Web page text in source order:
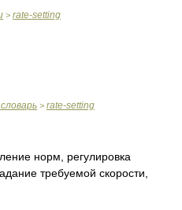
> rate-setting
> rate-setting
норм, регулировка
требуемой скорости,